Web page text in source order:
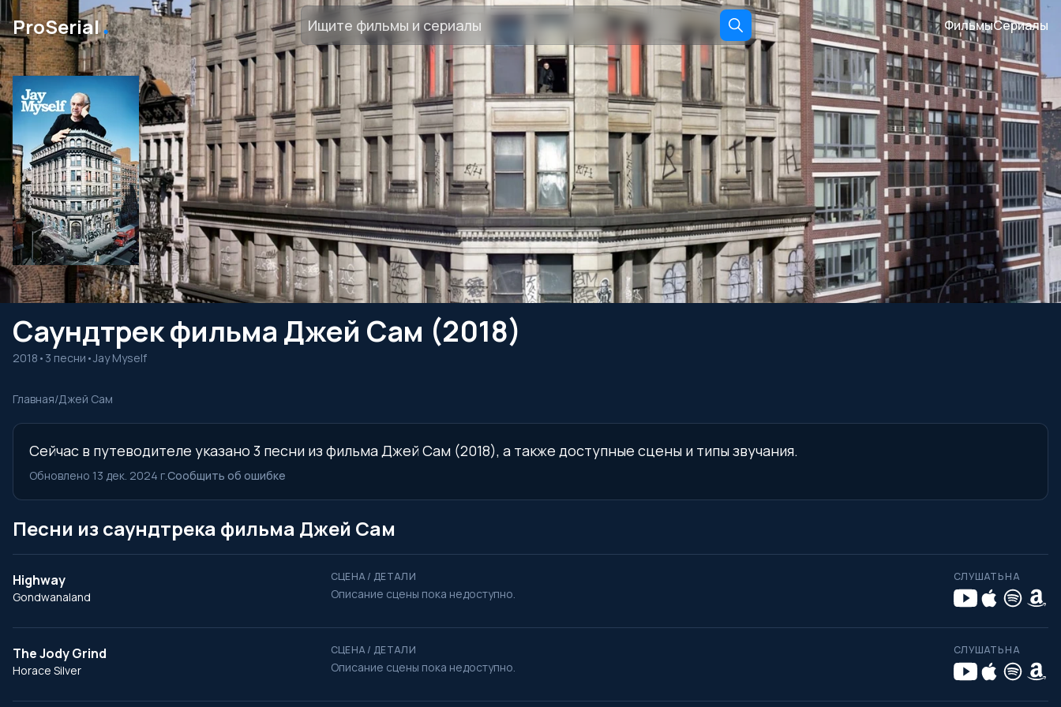
ProSerial․ ФильмыСериалы
Саундтрек фильма Джей Сам (2018)
2018 • 3 песни •Jay Myself
Главная/Джей Сам
Сейчас в путеводителе указано 3 песни из фильма Джей Сам (2018), а также доступные сцены и типы звучания.
Обновлено 13 дек. 2024 г.Сообщить об ошибке
Песни из саундтрека фильма Джей Сам
Highway
Gondwanaland
СЦЕНА / ДЕТАЛИ
Описание сцены пока недоступно.
СЛУШАТЬ НА
The Jody Grind
Horace Silver
СЦЕНА / ДЕТАЛИ
Описание сцены пока недоступно.
СЛУШАТЬ НА